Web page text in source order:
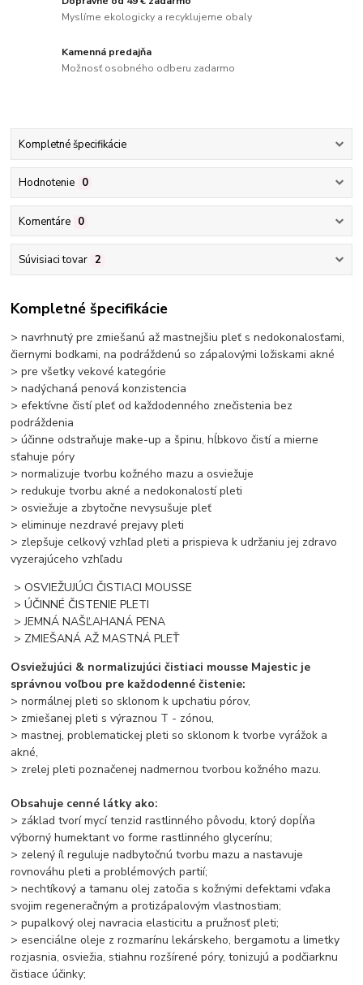
Myslíme ekologicky a recyklujeme obaly
Kamenná predajňa
Možnosť osobného odberu zadarmo
Kompletné špecifikácie
Hodnotenie 0
Komentáre 0
Súvisiaci tovar 2
Kompletné špecifikácie
> navrhnutý pre zmiešanú až mastnejšiu pleť s nedokonalosťami,
čiernymi bodkami, na podráždenú so zápalovými ložiskami akné
> pre všetky vekové kategórie
> nadýchaná penová konzistencia
> efektívne čistí pleť od každodenného znečistenia bez
podráždenia
> účinne odstraňuje make-up a špinu, hĺbkovo čistí a mierne
sťahuje póry
> normalizuje tvorbu kožného mazu a osviežuje
> redukuje tvorbu akné a nedokonalostí pleti
> osviežuje a zbytočne nevysušuje pleť
> eliminuje nezdravé prejavy pleti
> zlepšuje celkový vzhľad pleti a prispieva k udržaniu jej zdravo
vyzerajúceho vzhľadu
> OSVIEŽUJÚCI ČISTIACI MOUSSE
> ÚČINNÉ ČISTENIE PLETI
> JEMNÁ NAŠĽAHANÁ PENA
> ZMIEŠANÁ AŽ MASTNÁ PLEŤ
Osviežujúci & normalizujúci čistiaci mousse Majestic je
správnou voľbou pre každodenné čistenie:
> normálnej pleti so sklonom k upchatiu pórov,
> zmiešanej pleti s výraznou T - zónou,
> mastnej, problematickej pleti so sklonom k tvorbe vyrážok a
akné,
> zrelej pleti poznačenej nadmernou tvorbou kožného mazu.
Obsahuje cenné látky ako:
> základ tvorí mycí tenzid rastlinného pôvodu, ktorý dopĺňa
výborný humektant vo forme rastlinného glycerínu;
> zelený íl reguluje nadbytočnú tvorbu mazu a nastavuje
rovnováhu pleti a problémových partií;
> nechtíkový a tamanu olej zatočia s kožnými defektami vďaka
svojim regeneračným a protizápalovým vlastnostiam;
> pupalkový olej navracia elasticitu a pružnosť pleti;
> esenciálne oleje z rozmarínu lekárskeho, bergamotu a limetky
rozjasnia, osviežia, stiahnu rozšírené póry, tonizujú a podčiarknu
čistiace účinky;